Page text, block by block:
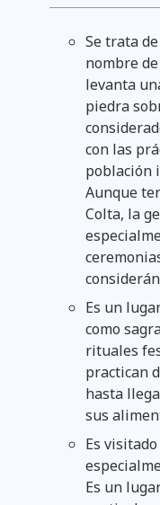
Se trata
nombre
levanta
piedra
con las
población
Aunque
Colta, la
Es un
como
rituales
practican
hasta
sus
Es
Es un